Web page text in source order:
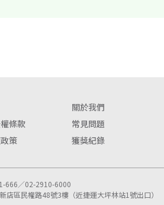
關於我們
條款 常見問題
策 獲獎紀錄
666／02-2910-6000
店區民權路48號3樓（近捷運大坪林站1號出口）